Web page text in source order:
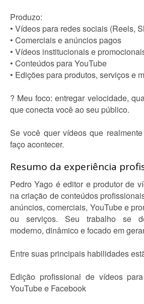
Produzo:
• Vídeos para redes sociais (Reels,
• Comerciais e anúncios pagos
• Vídeos institucionais e
• Conteúdos para YouTube
• Edições para produtos, serviços e
? Meu foco: entregar velocidade,
que conecta você ao seu público.
Se você quer vídeos que
faço acontecer.
Resumo da experiência
Pedro Yago é editor e produtor de
na criação de conteúdos
anúncios, comerciais, YouTube e
ou serviços. Seu trabalho se
moderno, dinâmico e focado em
Entre suas principais habilidades
Edição profissional de vídeos
YouTube e Facebook